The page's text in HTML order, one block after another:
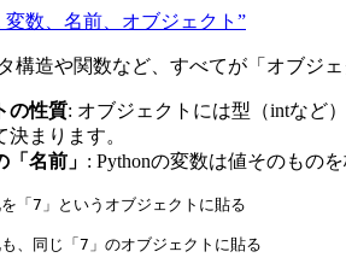
変数、名前、オブジェクト”
構造や関数など、すべてが「オブジ
の性質: オブジェクトには型（intなど
決まります。
名前」 : Pythonの変数は値そのもの
「7」というオブジェクトに貼る
、同じ「7」のオブジェクトに貼る